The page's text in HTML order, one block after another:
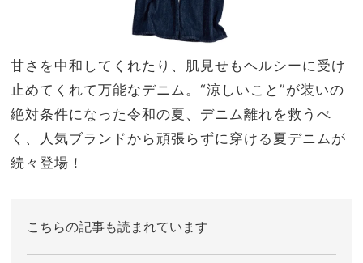
甘さを中和してくれたり、肌見せもヘルシーに受け
止めてくれて万能なデニム。“涼しいこと”が装いの
絶対条件になった令和の夏、デニム離れを救うべ
く、人気ブランドから頑張らずに穿ける夏デニムが
続々登場！
こちらの記事も読まれています